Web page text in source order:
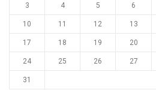
3 4 5 6
10 11 12 13
17 18 19 20
24 25 26 27
31